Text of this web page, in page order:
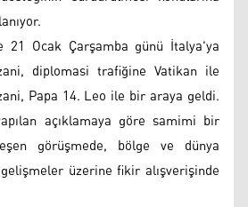
21 Ocak Çarşamba günü İtalya'ya
diplomasi trafiğine Vatikan ile
Papa 14. Leo ile bir araya geldi.
açıklamaya göre samimi bir
görüşmede, bölge ve dünya
üzerine fikir alışverişinde